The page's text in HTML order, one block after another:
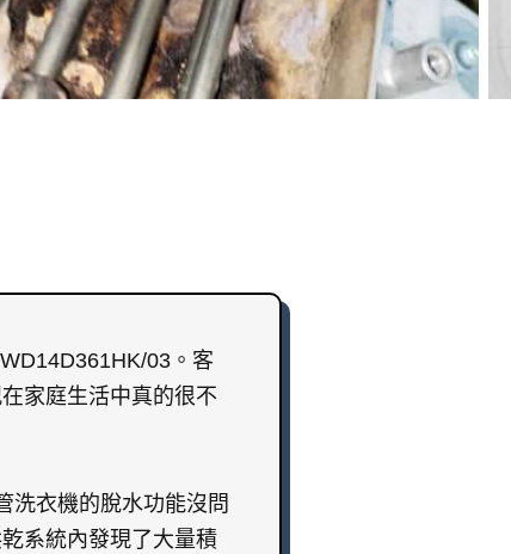
03。客
家庭生活中真的很不
洗衣機的脫水功能沒問
系統內發現了大量積